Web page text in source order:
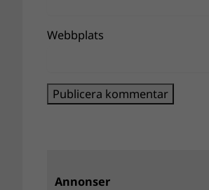
Webbplats
Annonser